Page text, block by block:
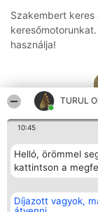
TURUL
10:45
Helló, örömmel
kattintson a
Díjazott vagyok,
Szakembert keres
használja!
Rangsorszervező
SC Beautiful Company